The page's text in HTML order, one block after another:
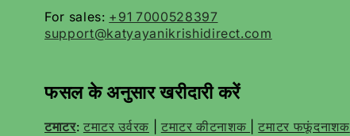
For sales: +91 7000528397
support@katyayanikrishidirect.com
फसल के अनुसार खरीदारी करें
टमाटर: टमाटर उर्वरक टमाटर कीटनाशक |टमाटर फफूंदनाशक